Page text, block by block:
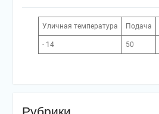
Уличная температура Подача
- 14 50